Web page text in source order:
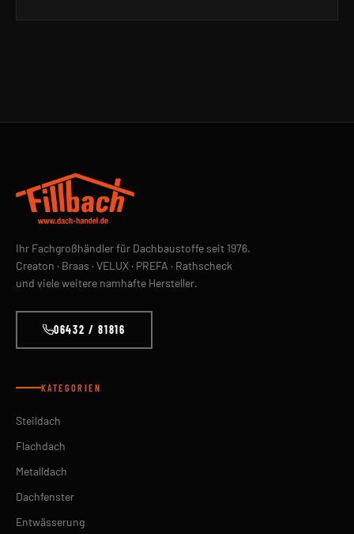
Ihr Fachgroßhändler für Dachbaustoffe seit 1976.
Creaton · Braas · VELUX · PREFA · Rathscheck
und viele weitere namhafte Hersteller.
06432 / 81816
KATEGORIEN
Steildach
Flachdach
Metalldach
Dachfenster
Entwässerung